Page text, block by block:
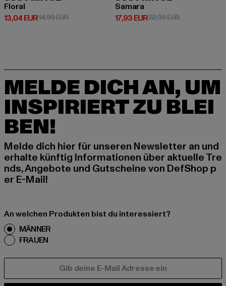
Floral
13,04 EUR
Derzeitiger Preis: 13,04 EUR
14,99 EURAktionspreis: 14,99 EUR
Samara
17,93 EUR
Derzeitiger Preis: 17,93 EUR
22,99 EURAktionspreis:
MELDE DICH AN, UM
INSPIRIERT ZU BLEI
BEN!
Melde dich hier für unseren Newsletter an und
erhalte künftig Informationen über aktuelle Tre
nds, Angebote und Gutscheine von DefShop p
er E-Mail!
An welchen Produkten bist du interessiert?
MÄNNER
FRAUEN